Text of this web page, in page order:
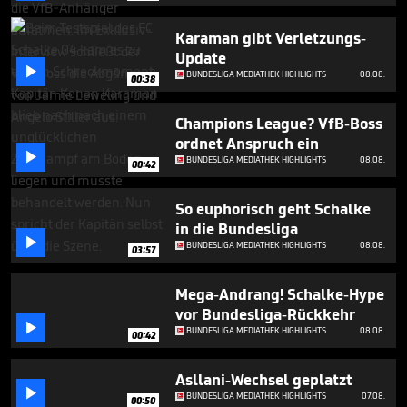
1
minute,
 00:38
Karaman gibt Verletzungs-
Update
BUNDESLIGA MEDIATHEK HIGHLIGHTS 08.08.
 00:42
Champions League? VfB-Boss
ordnet Anspruch ein
BUNDESLIGA MEDIATHEK HIGHLIGHTS 08.08.
 03:57
So euphorisch geht Schalke
in die Bundesliga
BUNDESLIGA MEDIATHEK HIGHLIGHTS 08.08.
 00:42
Mega-Andrang! Schalke-Hype
vor Bundesliga-Rückkehr
BUNDESLIGA MEDIATHEK HIGHLIGHTS 08.08.
 00:50
Asllani-Wechsel geplatzt
BUNDESLIGA MEDIATHEK HIGHLIGHTS 07.08.